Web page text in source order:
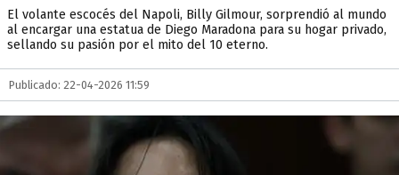
El volante escocés del Napoli, Billy Gilmour, sorprendió al mundo
al encargar una estatua de Diego Maradona para su hogar privado,
sellando su pasión por el mito del 10 eterno.
Publicado: 22-04-2026 11:59